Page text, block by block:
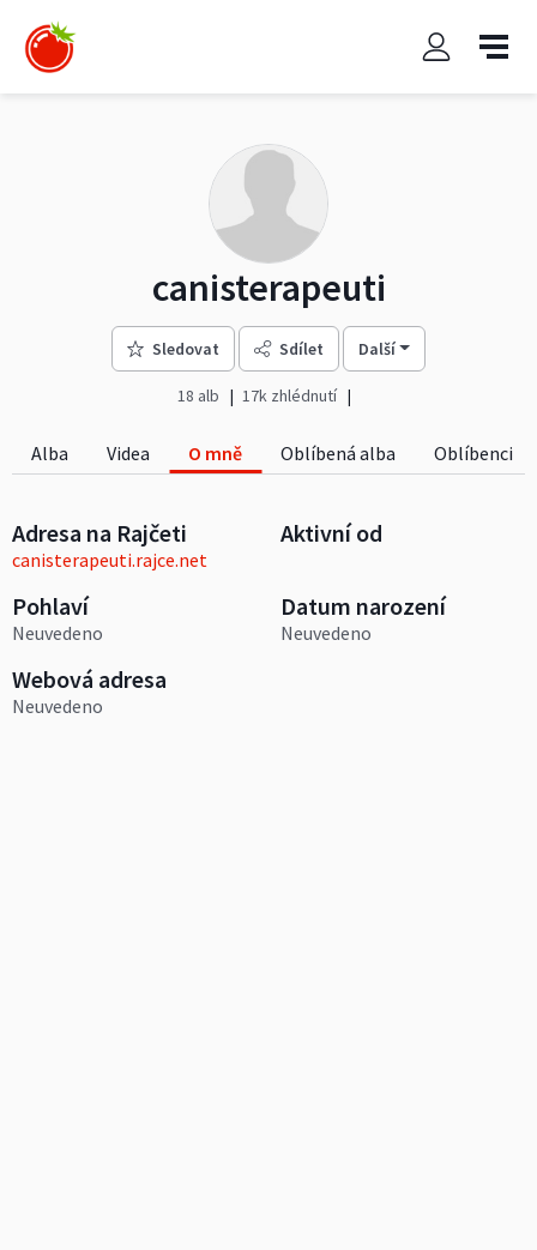
canisterapeuti
Sledovat Sdílet Další
18 alb 17k zhlédnutí
Alba Videa O mně Oblíbená alba Oblíbenci
Adresa na Rajčeti
canisterapeuti.rajce.net
Aktivní od
Pohlaví
Neuvedeno
Datum narození
Neuvedeno
Webová adresa
Neuvedeno